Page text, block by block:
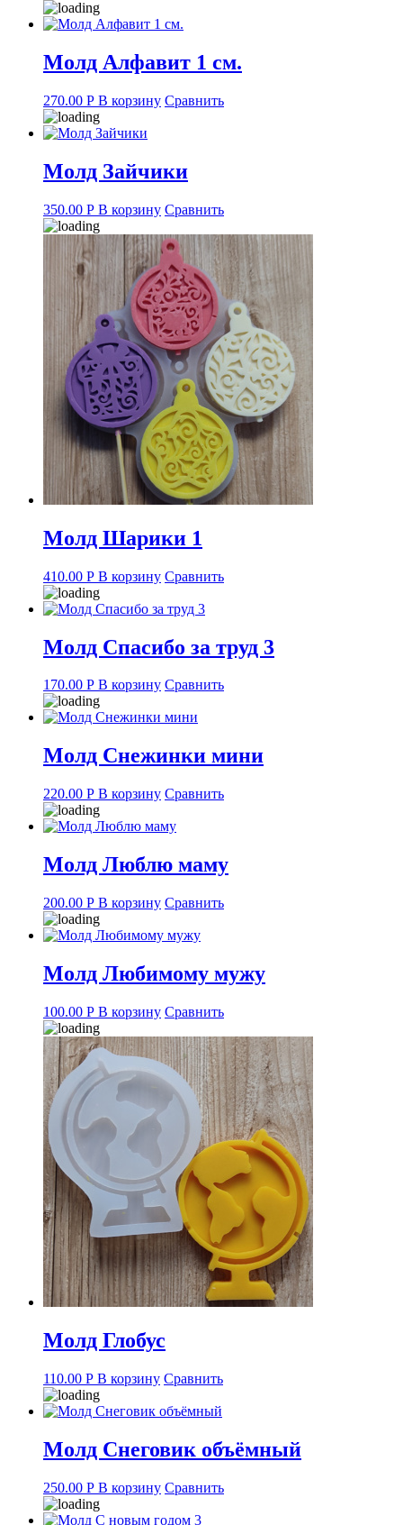
Молд Алфавит 1 см.
270.00 Р В корзину Сравнить
Молд Зайчики
350.00 Р В корзину Сравнить
Молд Шарики 1
410.00 Р В корзину Сравнить
Молд Спасибо за труд 3
170.00 Р В корзину Сравнить
Молд Снежинки мини
220.00 Р В корзину Сравнить
Молд Люблю маму
200.00 Р В корзину Сравнить
Молд Любимому мужу
100.00 Р В корзину Сравнить
Молд Глобус
110.00 Р В корзину Сравнить
Молд Снеговик объёмный
250.00 Р В корзину Сравнить